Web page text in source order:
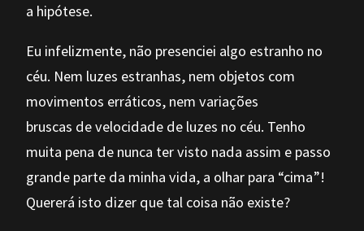
a hipótese.
Eu infelizmente, não presenciei algo estranho no
céu. Nem luzes estranhas, nem objetos com
movimentos erráticos, nem variações
bruscas de velocidade de luzes no céu. Tenho
muita pena de nunca ter visto nada assim e passo
grande parte da minha vida, a olhar para “cima”!
Quererá isto dizer que tal coisa não existe?